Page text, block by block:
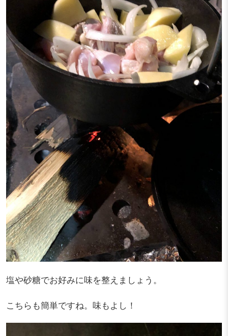
塩や砂糖でお好みに味を整えましょう。
こちらも簡単ですね。味もよし！